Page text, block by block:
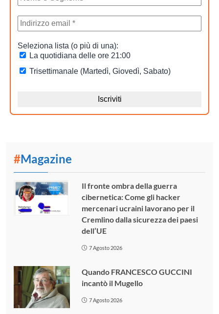
#Magazine
Il fronte ombra della guerra
cibernetica: Come gli hacker
mercenari ucraini lavorano per il
Cremlino dalla sicurezza dei paesi
dell’UE
7 Agosto 2026
Quando FRANCESCO GUCCINI
incantò il Mugello
7 Agosto 2026